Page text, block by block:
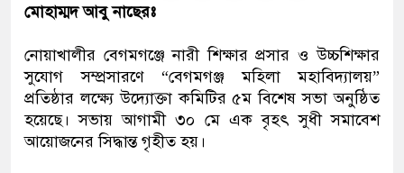
মোহাম্মদ আবু নাছেরঃ
নোয়াখালীর বেগমগঞ্জে নারী শিক্ষার প্রসার ও উচ্চশিক্ষার
সুযোগ সম্প্রসারণে “বেগমগঞ্জ মহিলা মহাবিদ্যালয়”
প্রতিষ্ঠার লক্ষ্যে উদ্যোক্তা কমিটির ৫ম বিশেষ সভা অনুষ্ঠিত
হয়েছে। সভায় আগামী ৩০ মে এক বৃহৎ সুধী সমাবেশ
আয়োজনের সিদ্ধান্ত গৃহীত হয়।